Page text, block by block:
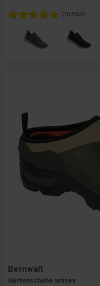
(10463)
Bernwalt
Gartenschuhe unisex